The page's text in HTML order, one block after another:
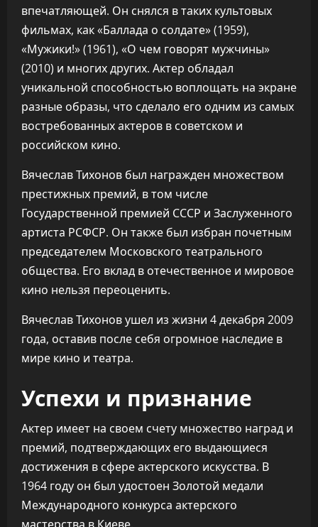
впечатляющей. Он снялся в таких культовых
фильмах, как «Баллада о солдате» (1959),
«Мужики!» (1961), «О чем говорят мужчины»
(2010) и многих других. Актер обладал
уникальной способностью воплощать на экране
разные образы, что сделало его одним из самых
востребованных актеров в советском и
российском кино.
Вячеслав Тихонов был награжден множеством
престижных премий, в том числе
Государственной премией СССР и Заслуженного
артиста РСФСР. Он также был избран почетным
председателем Московского театрального
общества. Его вклад в отечественное и мировое
кино нельзя переоценить.
Вячеслав Тихонов ушел из жизни 4 декабря 2009
года, оставив после себя огромное наследие в
мире кино и театра.
Успехи и признание
Актер имеет на своем счету множество наград и
премий, подтверждающих его выдающиеся
достижения в сфере актерского искусства. В
1964 году он был удостоен Золотой медали
Международного конкурса актерского